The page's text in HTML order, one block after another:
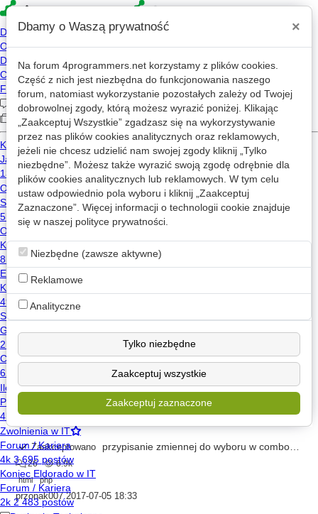
4p » Forum
Programowanie w języku PHP
« 1 2 ... 440 442 »
Nowy wątek
Wyciągniecie linka skryptu z php i swf
26 7.8k
affect 2007-12-25 22:06
[php] Ukrywanie hasla
voldenet 2006-11-14 22:07
Php bezpieczne logowanie
drorat1 2016-10-22 07:21
[PHP] bezpieczeństwo hasła
Zaakceptowano przypisanie zmiennej do wyboru w comboboxie
26
6.9k
html
php
przonak007 2017-07-05 18:33
Dbamy o Waszą prywatność ×
Na forum 4programmers.net korzystamy z plików cookies.
Część z nich jest niezbędna do funkcjonowania naszego
forum, natomiast wykorzystanie pozostałych zależy od Twojej
dobrowolnej zgody, którą możesz wyrazić poniżej. Klikając
„Zaakceptuj Wszystkie” zgadzasz się na wykorzystywanie
przez nas plików cookies analitycznych oraz reklamowych,
jeżeli nie chcesz udzielić nam swojej zgody kliknij „Tylko
niezbędne”. Możesz także wyrazić swoją zgodę odrębnie dla
plików cookies analitycznych lub reklamowych. W tym celu
ustaw odpowiednio pola wyboru i kliknij „Zaakceptuj
Zaznaczone”. Więcej informacji o technologii cookie znajduje
się w naszej polityce prywatności.
Niezbędne (zawsze aktywne)
Reklamowe
Analityczne
Tylko niezbędne
Zaakceptuj wszystkie
Zaakceptuj zaznaczone